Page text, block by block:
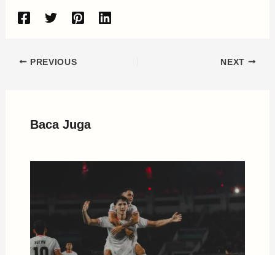
PREVIOUS NEXT
Baca Juga